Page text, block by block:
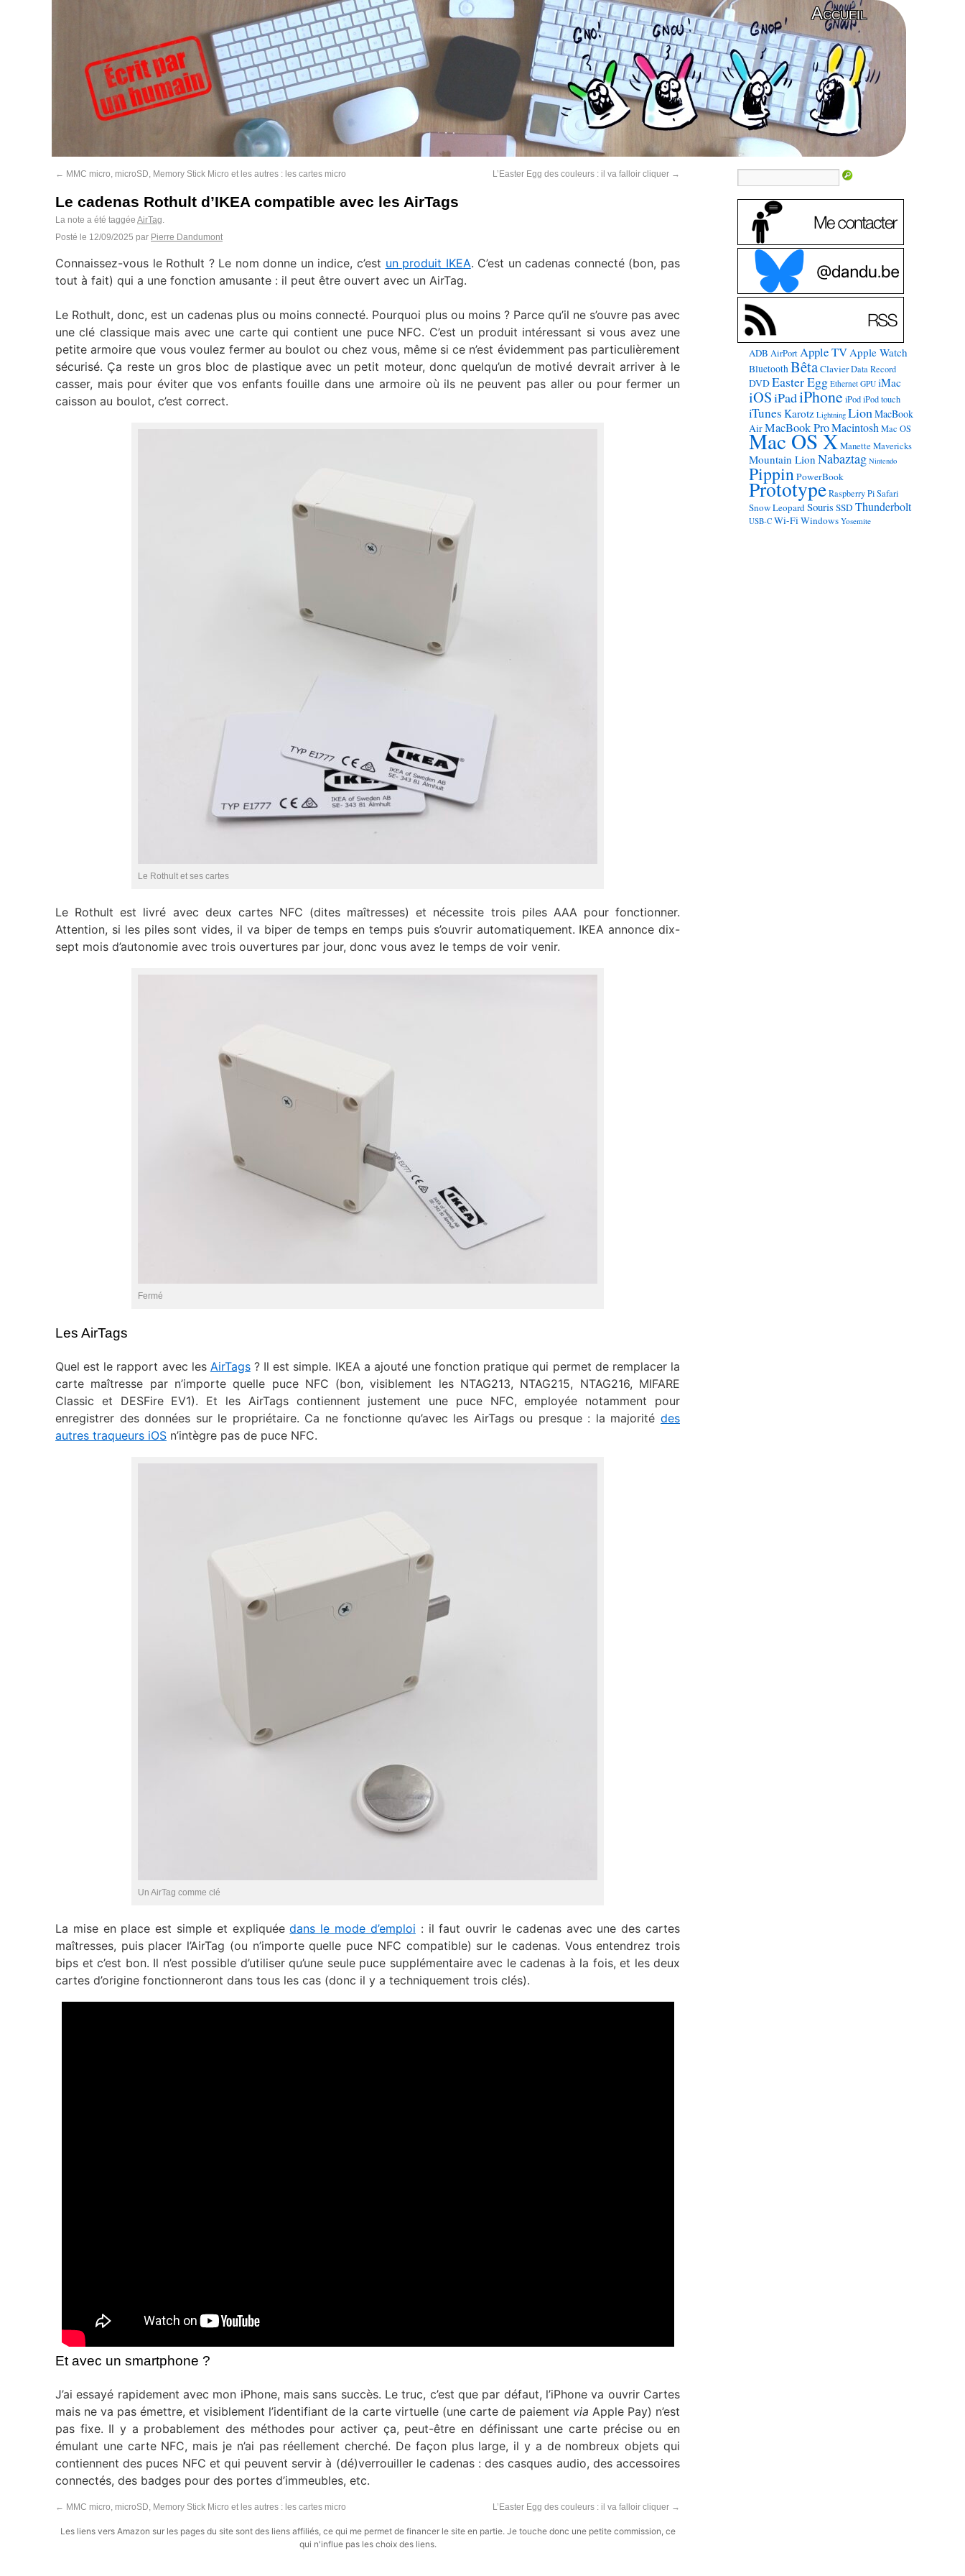
Accueil
← MMC micro, microSD, Memory Stick Micro et les autres : les cartes micro L’Easter Egg des couleurs : il va falloir cliquer →
Le cadenas Rothult d’IKEA compatible avec les AirTags
La note a été taggée AirTag.
Posté le 12/09/2025 par Pierre Dandumont
Connaissez-vous le Rothult ? Le nom donne un indice, c’est un produit IKEA. C’est un cadenas connecté (bon, pas
tout à fait) qui a une fonction amusante : il peut être ouvert avec un AirTag.
Le Rothult, donc, est un cadenas plus ou moins connecté. Pourquoi plus ou moins ? Parce qu’il ne s’ouvre pas avec
une clé classique mais avec une carte qui contient une puce NFC. C’est un produit intéressant si vous avez une
petite armoire que vous voulez fermer au boulot ou chez vous, même si ce n’est évidemment pas particulièrement
sécurisé. Ça reste un gros bloc de plastique avec un petit moteur, donc quelqu’un de motivé devrait arriver à le
casser, mais pour éviter que vos enfants fouille dans une armoire où ils ne peuvent pas aller ou pour fermer un
caisson au boulot, c’est correct.
Le Rothult et ses cartes
Le Rothult est livré avec deux cartes NFC (dites maîtresses) et nécessite trois piles AAA pour fonctionner.
Attention, si les piles sont vides, il va biper de temps en temps puis s’ouvrir automatiquement. IKEA annonce dix-
sept mois d’autonomie avec trois ouvertures par jour, donc vous avez le temps de voir venir.
Fermé
Les AirTags
Quel est le rapport avec les AirTags? Il est simple. IKEA a ajouté une fonction pratique qui permet de remplacer la
carte maîtresse par n’importe quelle puce NFC (bon, visiblement les NTAG213, NTAG215, NTAG216, MIFARE
Classic et DESFire EV1). Et les AirTags contiennent justement une puce NFC, employée notamment pour
enregistrer des données sur le propriétaire. Ca ne fonctionne qu’avec les AirTags ou presque : la majorité des
autres traqueurs iOS n’intègre pas de puce NFC.
Un AirTag comme clé
La mise en place est simple et expliquéedans le mode d’emploi : il faut ouvrir le cadenas avec une des cartes
maîtresses, puis placer l’AirTag (ou n’importe quelle puce NFC compatible) sur le cadenas. Vous entendrez trois
bips et c’est bon. Il n’est possible d’utiliser qu’une seule puce supplémentaire avec le cadenas à la fois, et les deux
cartes d’origine fonctionneront dans tous les cas (donc il y a techniquement trois clés).
Et avec un smartphone ?
J’ai essayé rapidement avec mon iPhone, mais sans succès. Le truc, c’est que par défaut, l’iPhone va ouvrir Cartes
mais ne va pas émettre, et visiblement l’identifiant de la carte virtuelle (une carte de paiement via Apple Pay) n’est
pas fixe. Il y a probablement des méthodes pour activer ça, peut-être en définissant une carte précise ou en
émulant une carte NFC, mais je n’ai pas réellement cherché. De façon plus large, il y a de nombreux objets qui
contiennent des puces NFC et qui peuvent servir à (dé)verrouiller le cadenas : des casques audio, des accessoires
connectés, des badges pour des portes d’immeubles, etc.
← MMC micro, microSD, Memory Stick Micro et les autres : les cartes micro L’Easter Egg des couleurs : il va falloir cliquer →
Les liens vers Amazon sur les pages du site sont des liens affiliés, ce qui me permet de financer le site en partie. Je touche donc une petite commission, ce
qui n'influe pas les choix des liens.
ADB AirPort Apple TVApple Watch
BluetoothBêtaClavier Data Record
DVDEaster Egg Ethernet GPU iMac
iOSiPadiPhone iPod iPod touch
iTunes Karotz Lightning LionMacBook
AirMacBook ProMacintosh Mac OS
Mac OS XManette Mavericks
Mountain Lion Nabaztag Nintendo
PippinPowerBook
Prototype Raspberry Pi Safari
Snow LeopardSouris SSD Thunderbolt
USB-C Wi-FiWindows Yosemite